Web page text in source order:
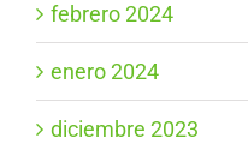
febrero 2024
enero 2024
diciembre 2023